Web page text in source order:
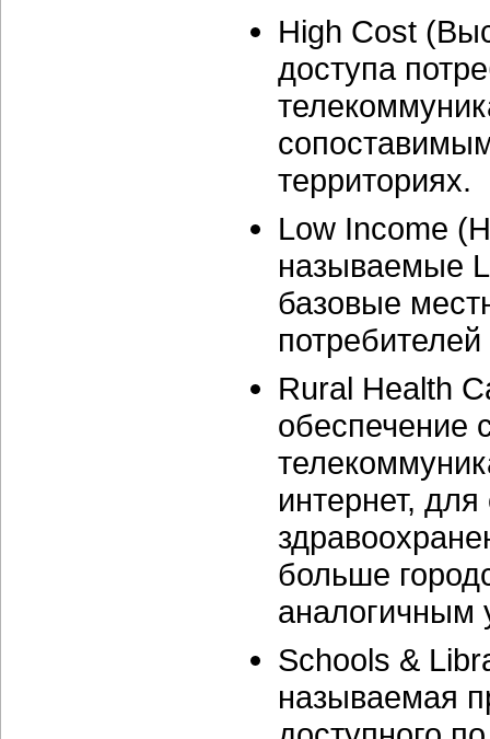
High Cost
доступа
территориях.
Low Income
называемые
базовые
Rural Health
обеспечение
интернет,
больше
аналогичным
Schools &
называемая